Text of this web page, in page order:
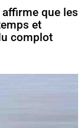
que les
et
complot